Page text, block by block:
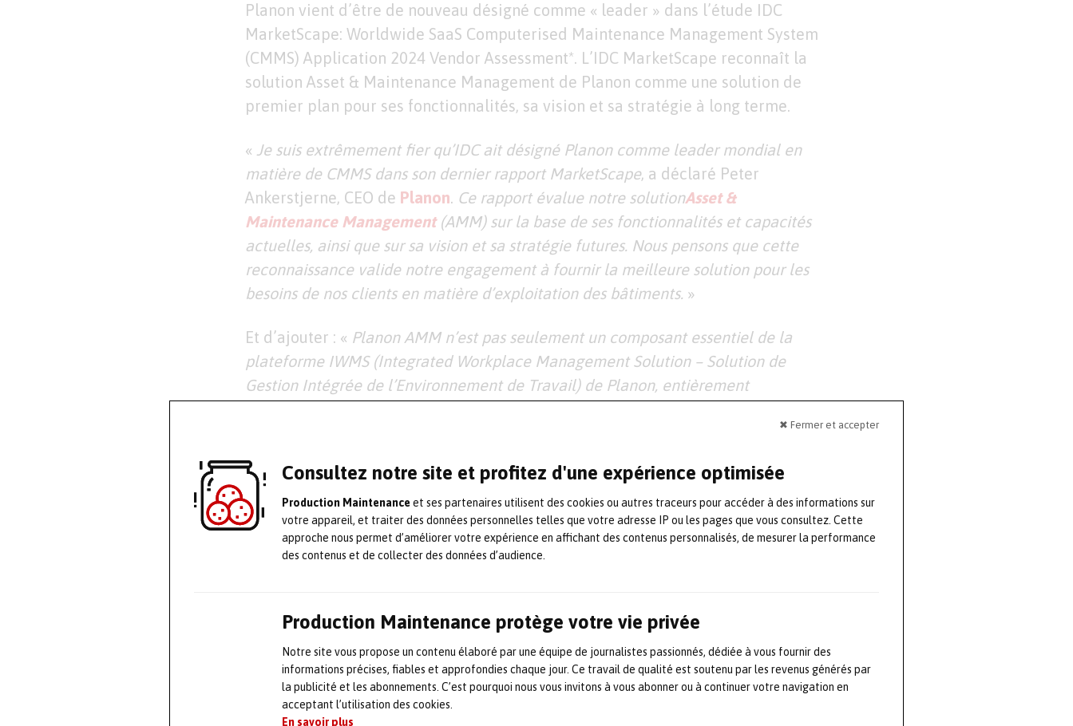
✖ Fermer et accepter
Consultez notre site et profitez d'une expérience optimisée
Production Maintenanceet ses partenaires utilisent des cookies ou autres traceurs pour accéder à des informations sur
votre appareil, et traiter des données personnelles telles que votre adresse IP ou les pages que vous consultez. Cette
approche nous permet d’améliorer votre expérience en affichant des contenus personnalisés, de mesurer la performance
des contenus et de collecter des données d’audience.
Production Maintenance protège votre vie privée
Notre site vous propose un contenu élaboré par une équipe de journalistes passionnés, dédiée à vous fournir des
informations précises, fiables et approfondies chaque jour. Ce travail de qualité est soutenu par les revenus générés par
la publicité et les abonnements. C’est pourquoi nous vous invitons à vous abonner ou à continuer votre navigation en
acceptant l’utilisation des cookies.
En savoir plus
Planon vient d’être de nouveau désigné comme « leader » dans l’étude IDC
MarketScape: Worldwide SaaS Computerised Maintenance Management System
(CMMS) Application 2024 Vendor Assessment*. L’IDC MarketScape reconnaît la
solution Asset & Maintenance Management de Planon comme une solution de
premier plan pour ses fonctionnalités, sa vision et sa stratégie à long terme.
« Je suis extrêmement fier qu’IDC ait désigné Planon comme leader mondial en
matière de CMMS dans son dernier rapport MarketScape, a déclaré Peter
Ankerstjerne, CEO de Planon. Ce rapport évalue notre solutionAsset &
Maintenance Management(AMM) sur la base de ses fonctionnalités et capacités
actuelles, ainsi que sur sa vision et sa stratégie futures. Nous pensons que cette
reconnaissance valide notre engagement à fournir la meilleure solution pour les
besoins de nos clients en matière d’exploitation des bâtiments. »
Et d’ajouter : « Planon AMM n’est pas seulement un composant essentiel de la
plateforme IWMS (Integrated Workplace Management Solution – Solution de
Gestion Intégrée de l’Environnement de Travail) de Planon, entièrement
représente la base de notre organisation. Nous nous efforçons toujours de rester à
la pointe des dernières tendances du marché et des exigences des clients, et je
considère cela comme un témoignage des efforts considérables déployés par toute
l’organisation.»
L’étude IDC MarketScape Worldwide SaaS CMMS Application Vendor Assessment
CMMS.
Pour les organisations qui envisagent actuellement d’investir dans une
plateforme CMMS, IDC encourage les acheteurs de technologie à rechercher une
solution qui peut au minimum prendre en charge les capacités de maintenance